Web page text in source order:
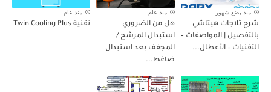
منذ بضع شهور
شرح ثلاجات هيتاشي
بالتفصيل | المواصفات –
التقنيات – الأعطال...
منذ عام
هل من الضروري
استبدال المرشح /
المجفف بعد استبدال
ضاغط...
منذ عام
تقنية Twin Cooling Plus